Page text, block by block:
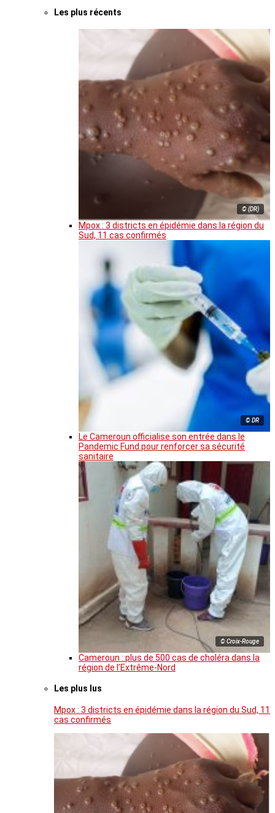
Les plus récents
© (DR)
Mpox : 3 districts en épidémie dans la région du
Sud, 11 cas confirmés
© DR
Le Cameroun officialise son entrée dans le
Pandemic Fund pour renforcer sa sécurité
sanitaire
© Croix-Rouge
Cameroun : plus de 500 cas de choléra dans la
région de l’Extrême-Nord
Les plus lus
Mpox : 3 districts en épidémie dans la région du Sud, 11
cas confirmés